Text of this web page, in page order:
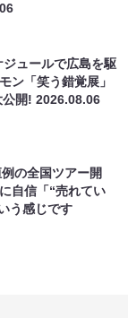
ジュールで広島を駆
ン「笑う錯覚展」
公開!2026.08.06
の全国ツアー開
自信「“売れてい
う感じです